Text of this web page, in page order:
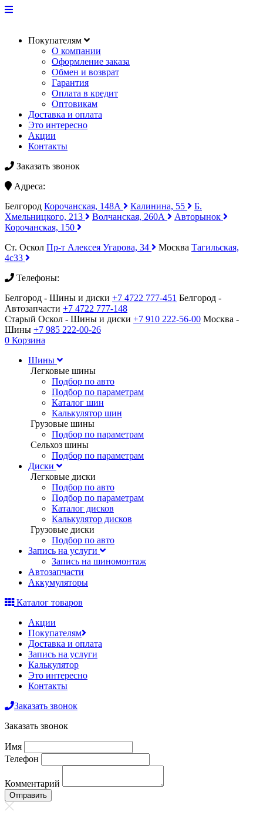
Покупателям
О компании
Оформление заказа
Обмен и возврат
Гарантия
Оплата в кредит
Оптовикам
Доставка и оплата
Это интересно
Акции
Контакты
Заказать звонок
Адреса:
Белгород Корочанская, 148А Калинина, 55
Б.
Хмельницкого, 213
Волчанская, 260А
Авторынок
Корочанская, 150
Ст. Оскол Пр-т Алексея Угарова, 34 Москва Тагильская,
4с33
Телефоны:
Белгород - Шины и диски +7 4722 777-451 Белгород -
Автозапчасти +7 4722 777-148
Старый Оскол - Шины и диски +7 910 222-56-00 Москва -
Шины +7 985 222-00-26
0 Корзина
Шины
Легковые шины
Подбор по авто
Подбор по параметрам
Каталог шин
Калькулятор шин
Грузовые шины
Подбор по параметрам
Сельхоз шины
Подбор по параметрам
Диски
Легковые диски
Подбор по авто
Подбор по параметрам
Каталог дисков
Калькулятор дисков
Грузовые диски
Подбор по авто
Запись на услуги
Запись на шиномонтаж
Автозапчасти
Аккумуляторы
Каталог товаров
Акции
Покупателям
Доставка и оплата
Запись на услуги
Калькулятор
Это интересно
Контакты
Заказать звонок
Заказать звонок
Имя
Телефон
Комментарий
Отправить